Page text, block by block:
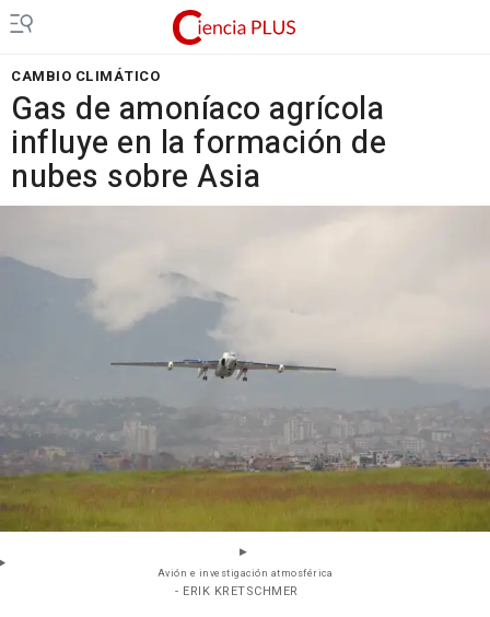
CAMBIO CLIMÁTICO
Gas de amoníaco agrícola
influye en la formación de
nubes sobre Asia
Avión e investigación atmosférica
- ERIK KRETSCHMER